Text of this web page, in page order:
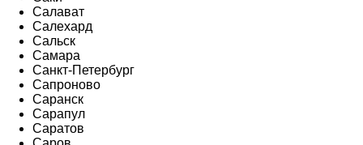
Салават
Салехард
Сальск
Самара
Санкт-Петербург
Сапроново
Саранск
Сарапул
Саратов